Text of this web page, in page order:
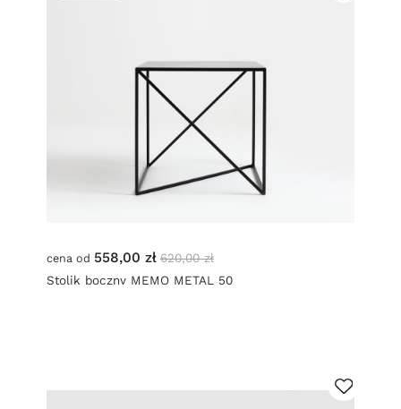
cena od 558,00 zł 620,00 zł
Stolik boczny MEMO METAL 50